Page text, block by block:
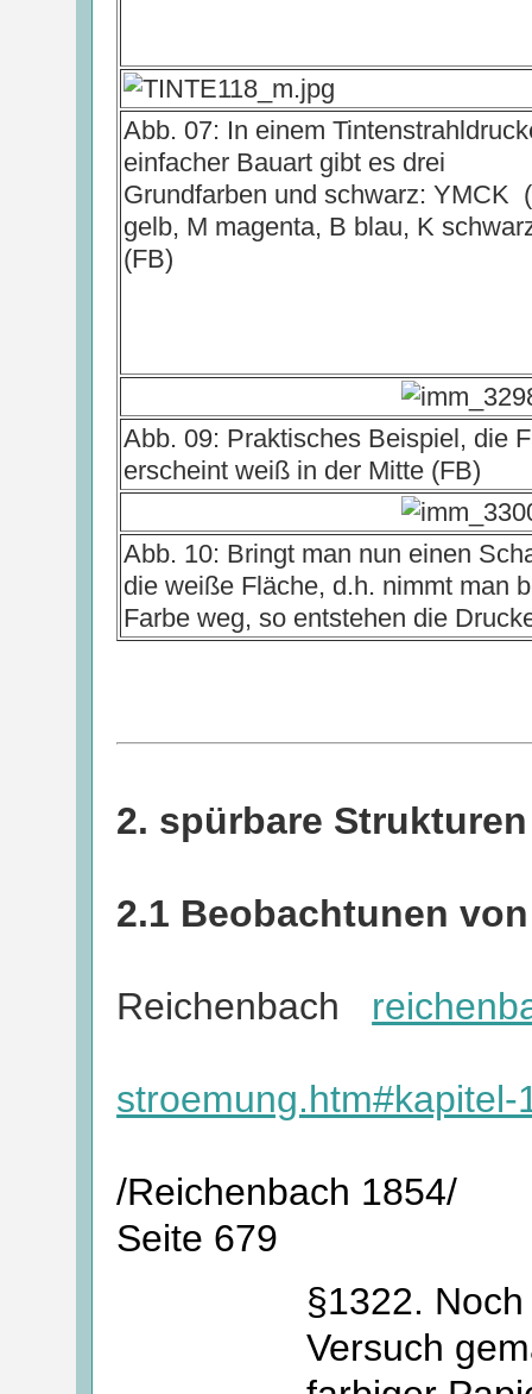
Abb. 07: In einem
einfacher Bauart gibt es drei
Grundfarben und schwarz: YMCK
gelb, M magenta, B blau, K
(FB)
Abb. 09: Praktisches Beispiel, die
erscheint weiß in der Mitte (FB)
Abb. 10: Bringt man nun einen
die weiße Fläche, d.h. nimmt man
Farbe weg, so entstehen die
2. spürbare
2.1 Beobachtunen
Reichenbach
stroemung.htm#kapitel-
/Reichenbach 1854/
Seite 679
§1322.
Versuch